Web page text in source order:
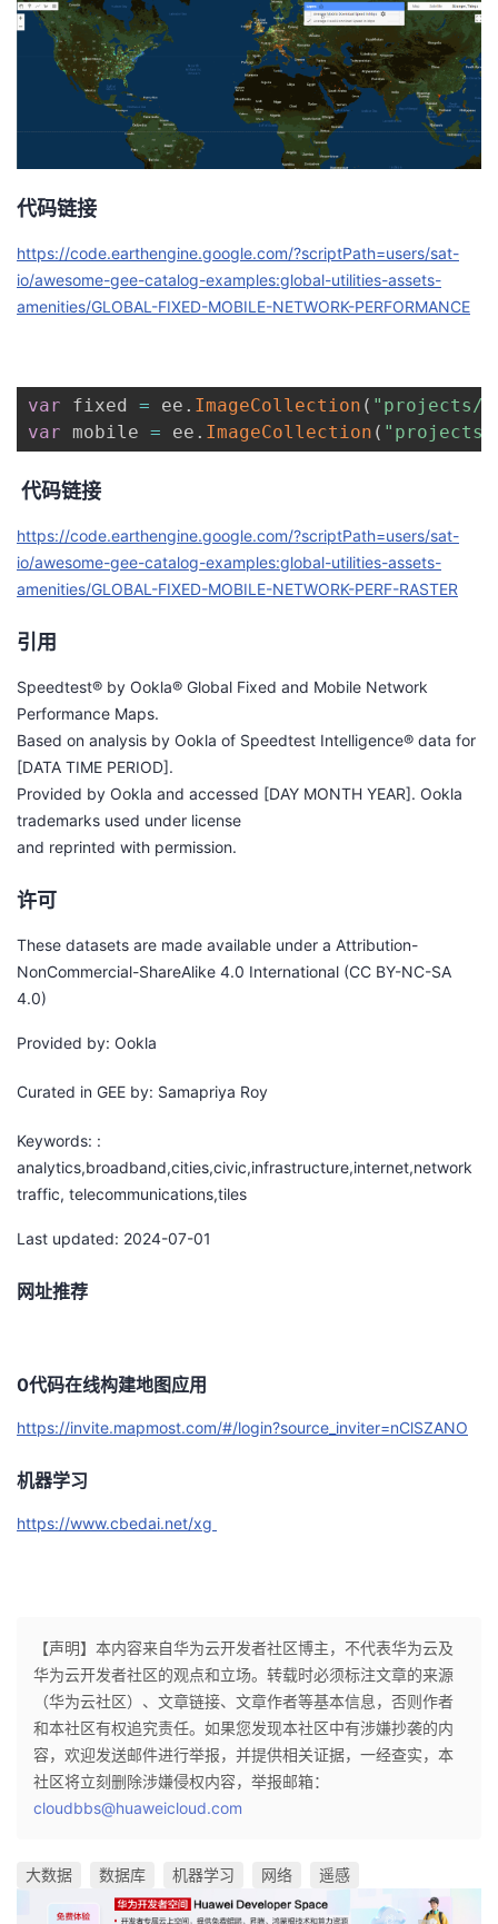
代码链接
https://code.earthengine.google.com/?scriptPath=users/sat-
io/awesome-gee-catalog-examples:global-utilities-assets-
amenities/GLOBAL-FIXED-MOBILE-NETWORK-PERFORMANCE
var fixed = ee . ImageCollection ( "projects/
var mobile = ee . ImageCollection ( "projects/
代码链接
https://code.earthengine.google.com/?scriptPath=users/sat-
io/awesome-gee-catalog-examples:global-utilities-assets-
amenities/GLOBAL-FIXED-MOBILE-NETWORK-PERF-RASTER
引用
Speedtest® by Ookla® Global Fixed and Mobile Network
Performance Maps.
Based on analysis by Ookla of Speedtest Intelligence® data for
[DATA TIME PERIOD].
Provided by Ookla and accessed [DAY MONTH YEAR]. Ookla
trademarks used under license
and reprinted with permission.
许可
These datasets are made available under a Attribution-
NonCommercial-ShareAlike 4.0 International (CC BY-NC-SA
4.0)
Provided by: Ookla
Curated in GEE by: Samapriya Roy
Keywords: :
analytics,broadband,cities,civic,infrastructure,internet,network
traffic, telecommunications,tiles
Last updated: 2024-07-01
网址推荐
0代码在线构建地图应用
https://invite.mapmost.com/#/login?source_inviter=nClSZANO
机器学习
https://www.cbedai.net/xg
【声明】本内容来自华为云开发者社区博主，不代表华为云及
华为云开发者社区的观点和立场。转载时必须标注文章的来源
（华为云社区）、文章链接、文章作者等基本信息，否则作者
和本社区有权追究责任。如果您发现本社区中有涉嫌抄袭的内
容，欢迎发送邮件进行举报，并提供相关证据，一经查实，本
社区将立刻删除涉嫌侵权内容，举报邮箱：
cloudbbs@huaweicloud.com
大数据 数据库 机器学习 网络 遥感